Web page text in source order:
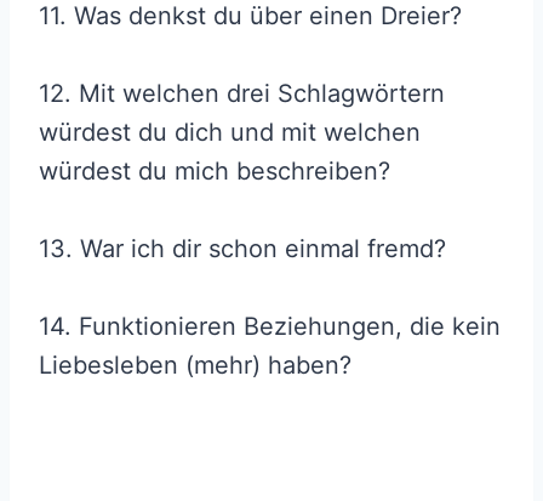
11. Was denkst du über einen Dreier?
12. Mit welchen drei Schlagwörtern
würdest du dich und mit welchen
würdest du mich beschreiben?
13. War ich dir schon einmal fremd?
14. Funktionieren Beziehungen, die kein
Liebesleben (mehr) haben?